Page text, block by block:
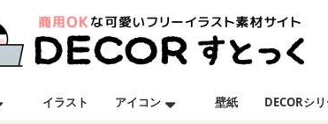
イラスト アイコン 壁紙 DECORシ